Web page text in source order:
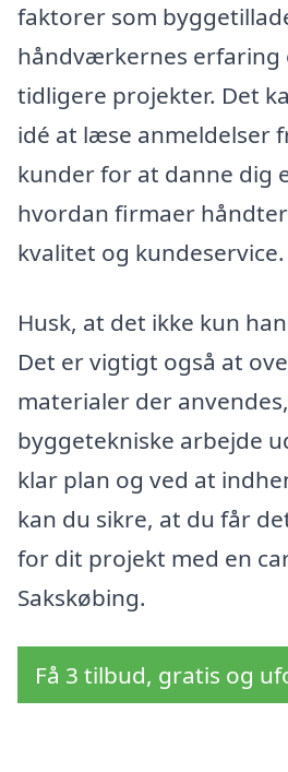
faktorer som
håndværkernes erfaring
tidligere projekter. Det
idé at læse anmeldelser
kunder for at danne dig
hvordan firmaer
kvalitet og kundeservice.
Husk, at det ikke kun
Det er vigtigt også at
materialer der
byggetekniske arbejde
klar plan og ved at
kan du sikre, at du får
for dit projekt med en
Sakskøbing.
Få 3 tilbud, gratis og